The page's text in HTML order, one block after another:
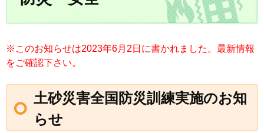
※このお知らせは2023年6月2日に書かれました。最新情報
をご確認下さい。
土砂災害全国防災訓練実施のお知
らせ